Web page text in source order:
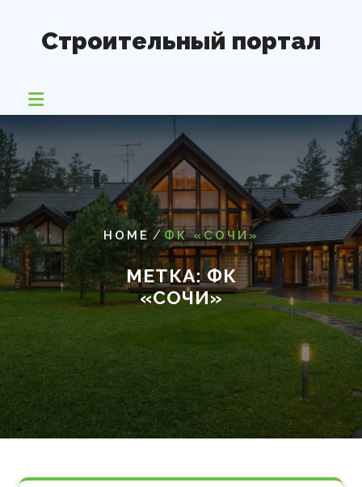
содержимому
Строительный портал
HOME/ФК «СОЧИ»
МЕТКА:ФК
«СОЧИ»